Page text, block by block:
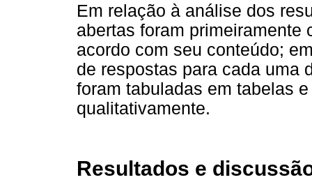
Em relação à análise dos
abertas foram
acordo com seu conteúdo;
de respostas para cada uma
foram tabuladas em tabelas
qualitativamente.
Resultados e